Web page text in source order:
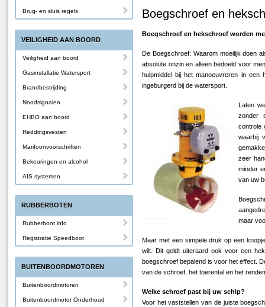
Boegschroef en
Boegschroef en hekschroef worden
De Boegschroef: Waarom moeilijk doen
absolute onzin en alleen bedoeld voor
hulpmiddel bij het manoeuvreren in
ingeburgerd bij de watersport.
Laten
zonder
controle
waarbij
zeer
minder
van uw
maar
Maar met een simpele druk op een
wilt. Dit geldt uiteraard ook voor een
boegschroef bepalend is voor het effect.
van de schroef, het toerental en het
Welke schroef past bij uw schip?
Voor het vaststellen van de juiste
Brug- en sluis regels
VEILIGHEID AAN BOORD
Veiligheid aan boord
Gasinstallatie Watersport
Brandbestrijding
Noodsignalen
EHBO aan boord
Reddingsvesten
Marifoonvoorschriften
Bekeuringen en alcohol
AIS systemen
RUBBERBOTEN
Rubberboot info
Registratie Speedboot
BUITENBOORDMOTOREN
Buitenboordmotoren
Buitenboordmotor Onderhoud